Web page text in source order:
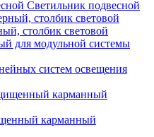
Светильник подвесной
столбик световой
для модульной системы
систем освещения
карманный